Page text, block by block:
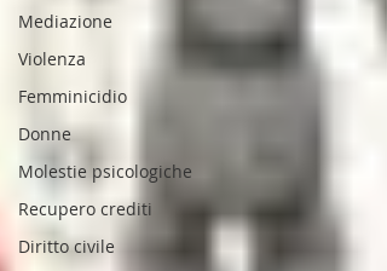
Mediazione
Violenza
Femminicidio
Donne
Molestie psicologiche
Recupero crediti
Diritto civile